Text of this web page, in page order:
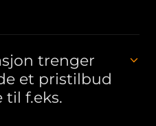
trenger
et pristilbud
til f.eks.